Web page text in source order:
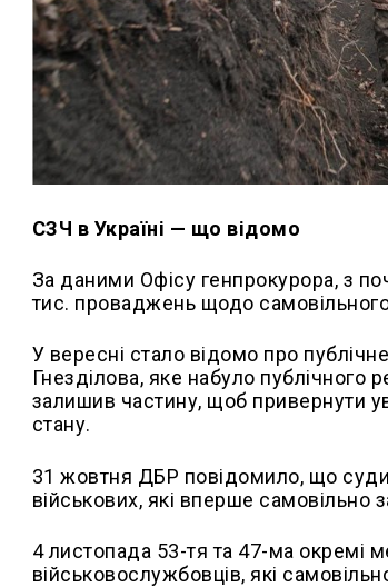
СЗЧ в Україні — що відомо
За даними Офісу генпрокурора, з
тис. проваджень щодо
У вересні стало відомо про
Гнезділова, яке набуло публічного
залишив частину, щоб привернути
стану.
31 жовтня ДБР повідомило, що
військових, які вперше самовільно
4 листопада 53-тя та 47-ма окремі
військовослужбовців, які